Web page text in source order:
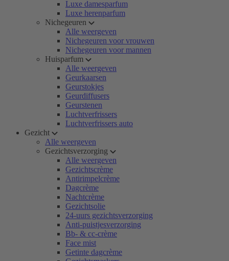
Luxe damesparfum
Luxe herenparfum
Nichegeuren
Alle weergeven
Nichegeuren voor vrouwen
Nichegeuren voor mannen
Huisparfum
Alle weergeven
Geurkaarsen
Geurstokjes
Geurdiffusers
Geurstenen
Luchtverfrissers
Luchtverfrissers auto
Gezicht
Alle weergeven
Gezichtsverzorging
Alle weergeven
Gezichtscrème
Antirimpelcrème
Dagcrème
Nachtcrème
Gezichtsolie
24-uurs gezichtsverzorging
Anti-puistjesverzorging
Bb- & cc-crème
Face mist
Getinte dagcrème